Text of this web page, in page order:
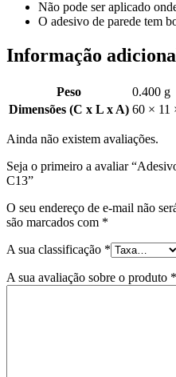
Não pode ser aplicado
O adesivo de parede tem
Informação
Peso
0.400 g
Dimensões (C x L x A) 60 × 11
Ainda não existem avaliações.
Seja o primeiro a avaliar
C13”
O seu endereço de e-mail não
são marcados com *
A sua classificação *
A sua avaliação sobre o produto *